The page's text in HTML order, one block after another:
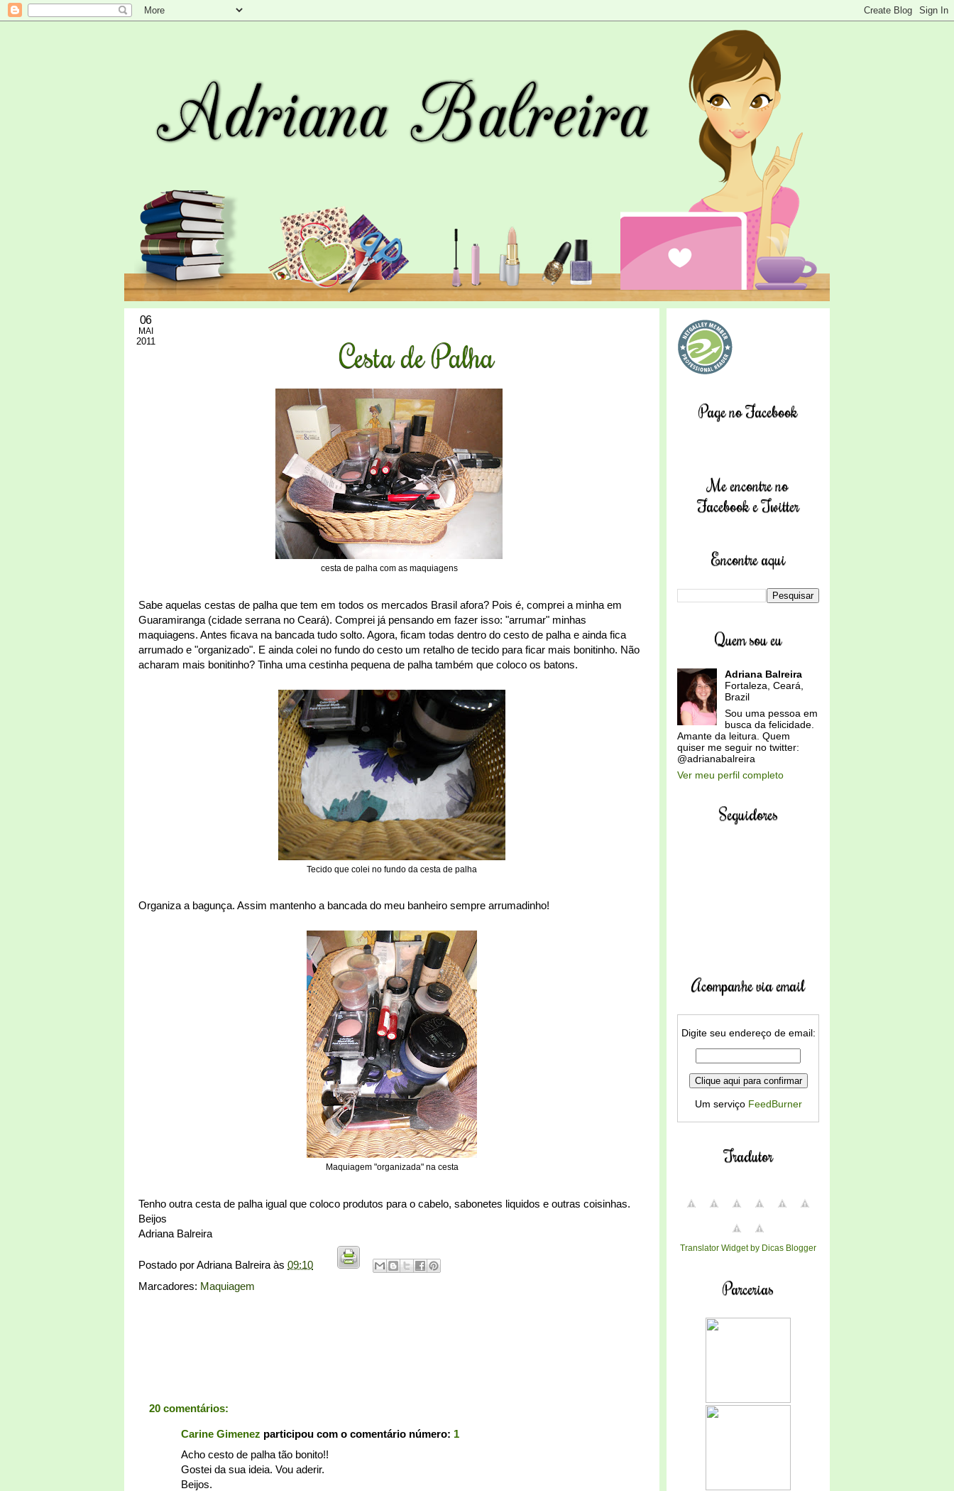
06
MAI
2011 Cesta de Palha
cesta de palha com as maquiagens
Sabe aquelas cestas de palha que tem em todos os mercados Brasil afora? Pois é, comprei a minha em
Guaramiranga (cidade serrana no Ceará). Comprei já pensando em fazer isso: "arrumar" minhas
maquiagens. Antes ficava na bancada tudo solto. Agora, ficam todas dentro do cesto de palha e ainda fica
arrumado e "organizado". E ainda colei no fundo do cesto um retalho de tecido para ficar mais bonitinho. Não
acharam mais bonitinho? Tinha uma cestinha pequena de palha também que coloco os batons.
Tecido que colei no fundo da cesta de palha
Organiza a bagunça. Assim mantenho a bancada do meu banheiro sempre arrumadinho!
Maquiagem "organizada" na cesta
Tenho outra cesta de palha igual que coloco produtos para o cabelo, sabonetes liquidos e outras coisinhas.
Beijos
Adriana Balreira
Postado porAdriana Balreira às 09:10
Marcadores: Maquiagem
20 comentários:
Carine Gimenez participou com o comentário número: 1
Acho cesto de palha tão bonito!!
Gostei da sua ideia. Vou aderir.
Beijos.
Page no Facebook
Me encontre no
Facebook e Twitter
Encontre aqui
Quem sou eu
Adriana Balreira
Fortaleza, Ceará,
Brazil
Sou uma pessoa em
busca da felicidade.
Amante da leitura. Quem
quiser me seguir no twitter:
@adrianabalreira
Ver meu perfil completo
Seguidores
Acompanhe via email
Digite seu endereço de email:
Um serviço FeedBurner
Tradutor
Translator Widget by Dicas Blogger
Parcerias